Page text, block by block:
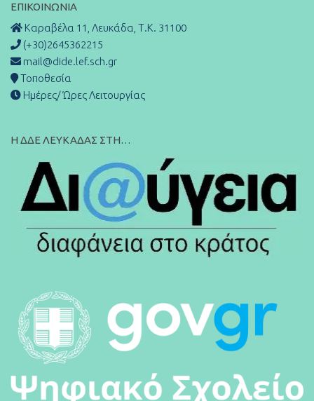
ΕΠΙΚΟΙΝΩΝΊΑ
Καραβέλα 11, Λευκάδα, Τ.Κ. 31100
(+30)2645362215
mail@dide.lef.sch.gr
Τοποθεσία
Ημέρες/ Ώρες Λειτουργίας
Η ΔΔΕ ΛΕΥΚΑΔΑΣ ΣΤΗ…